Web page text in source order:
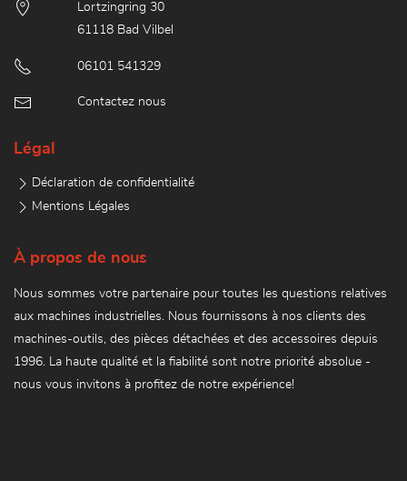
Lortzingring 30
61118 Bad Vilbel
06101 541329
Contactez nous
Légal
Déclaration de confidentialité
Mentions Légales
À propos de nous
Nous sommes votre partenaire pour toutes les questions relatives
aux machines industrielles. Nous fournissons à nos clients des
machines-outils, des pièces détachées et des accessoires depuis
1996. La haute qualité et la fiabilité sont notre priorité absolue -
nous vous invitons à profitez de notre expérience!